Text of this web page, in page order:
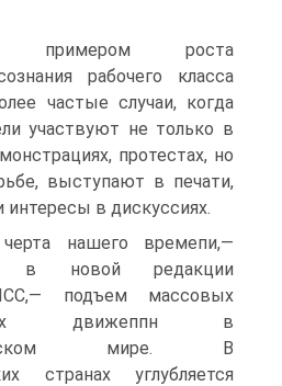
примером роста
рабочего класса
частые случаи, когда
участвуют не только в
протестах, но
выступают в печати,
в дискуссиях.
черта нашего времепи,—
в новой редакции
подъем массовых
движеппн в
мире. В
странах углубляется